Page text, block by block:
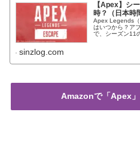
【Apex】シ
時？（日本時
Apex Legends（
はいつから？ア
で、シーズン11
sinzlog.com
Amazonで「Apex